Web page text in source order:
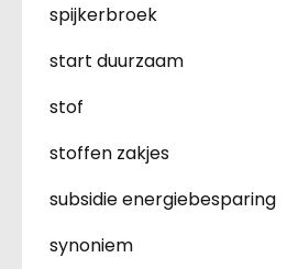
spijkerbroek
start duurzaam
stof
stoffen zakjes
subsidie energiebesparing
synoniem